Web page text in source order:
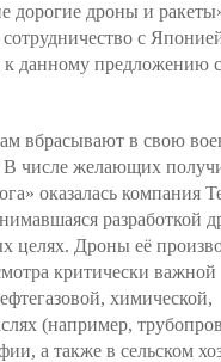
дорогие дроны и
с
к данному предложению
вбрасывают в свою
числе желающих
оказалась компания
разработкой
целях. Дроны её
критически важной
химической,
(например,
а также в сельском